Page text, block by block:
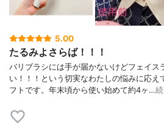
5.00
たるみよさらば！！！
バリブラシには手が届かないけどフェイス
い！！！という切実なわたしの悩みに応え
フトです。年末頃から使い始めて約4ヶ…